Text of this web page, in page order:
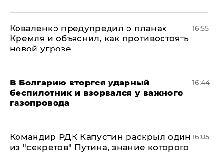
Коваленко предупредил о планах
Кремля и объяснил, как противостоять
новой угрозе
16:55
В Болгарию вторгся ударный
беспилотник и взорвался у важного
газопровода
16:44
Командир РДК Капустин раскрыл один
из "секретов" Путина, знание которого
16:05